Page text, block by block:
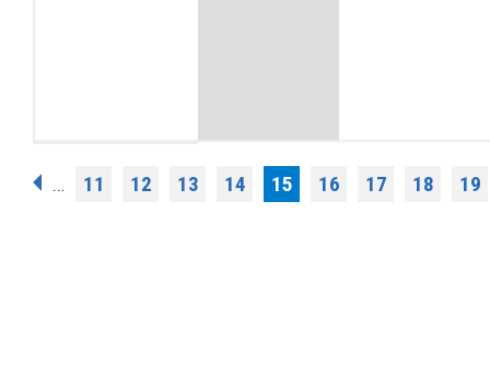
Σελίδες
… 11 12 13 14 15 16 17 18 19